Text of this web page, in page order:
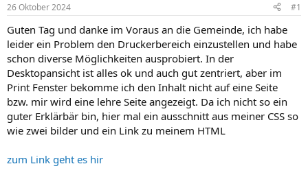
e
r
t
a
m
26 Oktober 2024 #1
Guten Tag und danke im Voraus an die Gemeinde, ich habe
leider ein Problem den Druckerbereich einzustellen und habe
schon diverse Möglichkeiten ausprobiert. In der
Desktopansicht ist alles ok und auch gut zentriert, aber im
Print Fenster bekomme ich den Inhalt nicht auf eine Seite
bzw. mir wird eine lehre Seite angezeigt. Da ich nicht so ein
guter Erklärbär bin, hier mal ein ausschnitt aus meiner CSS so
wie zwei bilder und ein Link zu meinem HTML
zum Link geht es hir